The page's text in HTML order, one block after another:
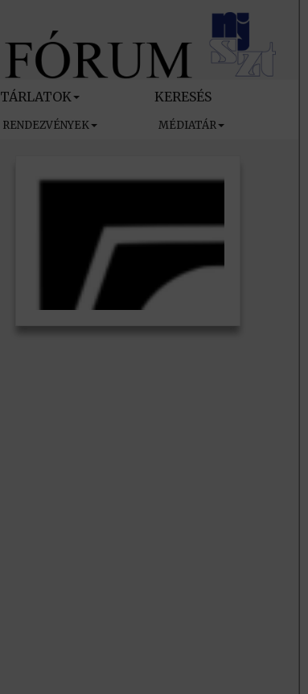
TÁRLATOK KERESÉS
RENDEZVÉNYEK MÉDIATÁR